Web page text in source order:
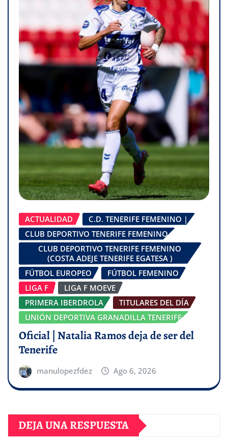
ACTUALIDAD
C.D. TENERIFE FEMENINO |
CLUB DEPORTIVO TENERIFE FEMENINO
CLUB DEPORTIVO TENERIFE FEMENINO
(COSTA ADEJE TENERIFE EGATESA )
FÚTBOL EUROPEO
FÚTBOL FEMENINO
LIGA F
LIGA F MOEVE
PRIMERA IBERDROLA
TITULARES DEL DÍA
UNIÓN DEPORTIVA GRANADILLA TENERIFE
Oficial | Natalia Ramos deja de ser del
Tenerife
manulopezfdez Ago 6, 2026
DEJA UNA RESPUESTA